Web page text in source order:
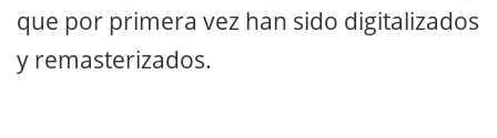
que por primera vez han sido digitalizados
y remasterizados.